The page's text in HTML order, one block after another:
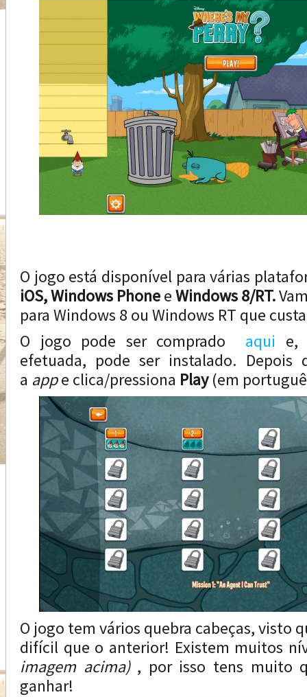
O jogo está disponível para várias
iOS, Windows PhoneeWindows 8/RT.
para Windows 8 ou Windows RT que
O jogo pode ser comprado aqui e,
efetuada, pode ser instalado. Depois
a appe clica/pressiona Play(em
O jogo tem vários quebra cabeças, visto
difícil que o anterior! Existem muitos
imagem acima) , por isso tens muito
ganhar!